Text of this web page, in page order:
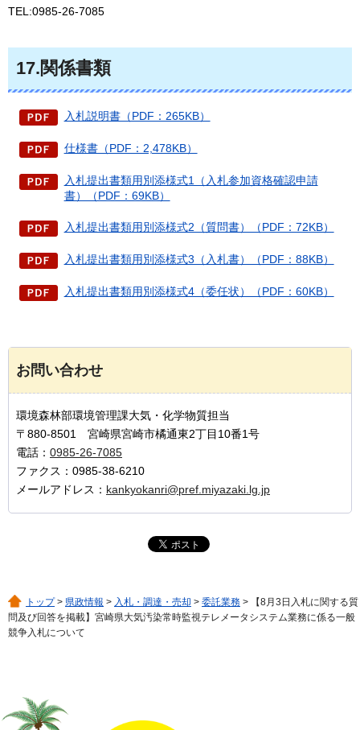
TEL:0985-26-7085
17.関係書類
入札説明書（PDF：265KB）
仕様書（PDF：2,478KB）
入札提出書類用別添様式1（入札参加資格確認申請
書）（PDF：69KB）
入札提出書類用別添様式2（質問書）（PDF：72KB）
入札提出書類用別添様式3（入札書）（PDF：88KB）
入札提出書類用別添様式4（委任状）（PDF：60KB）
お問い合わせ
環境森林部環境管理課大気・化学物質担当
〒880-8501 宮崎県宮崎市橘通東2丁目10番1号
電話： 0985-26-7085
ファクス：0985-38-6210
メールアドレス： kankyokanri@pref.miyazaki.lg.jp
トップ> 県政情報 > 入札・調達・売却 > 委託業務 > 【8月3日入札に関する質
問及び回答を掲載】宮崎県大気汚染常時監視テレメータシステム業務に係る一般
競争入札について